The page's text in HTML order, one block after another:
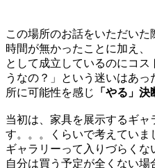
この場所のお話をいただい
時間が無かったことに加え
として成立しているのにコ
うなの？」という迷いはあ
所に可能性を感じ
「やる」決
当初は、家具を展示するギャ
す。。。くらいで考えていま
ギャラリーって入りづらくな
自分は買う予定が全くない